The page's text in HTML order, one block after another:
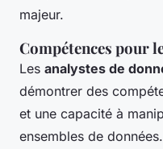
majeur.
Compétences pour
Les analystes de
démontrer des
et une capacité à
ensembles de